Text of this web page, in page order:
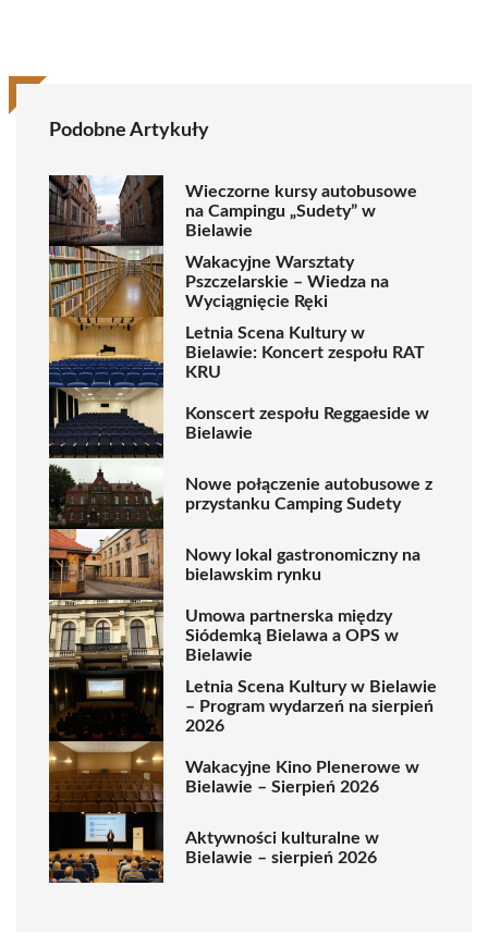
Podobne Artykuły
Wieczorne kursy autobusowe
na Campingu „Sudety” w
Bielawie
Wakacyjne Warsztaty
Pszczelarskie – Wiedza na
Wyciągnięcie Ręki
Letnia Scena Kultury w
Bielawie: Koncert zespołu RAT
KRU
Konscert zespołu Reggaeside w
Bielawie
Nowe połączenie autobusowe z
przystanku Camping Sudety
Nowy lokal gastronomiczny na
bielawskim rynku
Umowa partnerska między
Siódemką Bielawa a OPS w
Bielawie
Letnia Scena Kultury w Bielawie
– Program wydarzeń na sierpień
2026
Wakacyjne Kino Plenerowe w
Bielawie – Sierpień 2026
Aktywności kulturalne w
Bielawie – sierpień 2026